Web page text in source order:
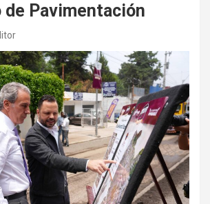
de Pavimentación